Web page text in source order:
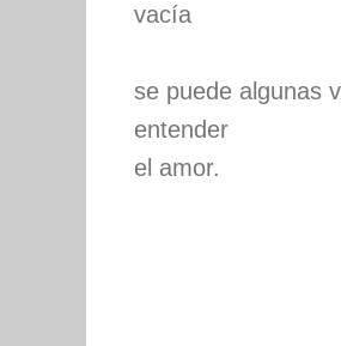
vacía
se puede algunas
entender
el amor.